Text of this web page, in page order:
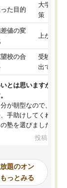
た目的
大学入学
策
値の変
上がった
校の合
受験して
出ていな
とは思いますが、料
が朝型なので、自習
手助けしてくれる設
の塾を選びました。
投稿日：
題のオン
っとみる